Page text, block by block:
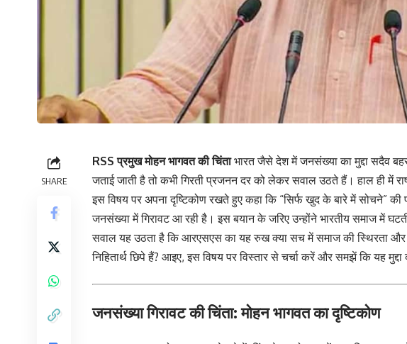
SHARE
RSS प्रमुख मोहन भागवतकी चिंताभारत जैसे देश में जनसंख्या का मुद्दा सदैव
जताई जाती है तो कभी गिरती प्रजनन दर को लेकर सवाल उठते हैं। हाल ही में
इस विषय पर अपना दृष्टिकोण रखते हुए कहा कि “सिर्फ खुद के बारे में सोचने”
जनसंख्या में गिरावट आ रही है। इस बयान के जरिए उन्होंने भारतीय समाज में
सवाल यह उठता है कि आरएसएस का यह रुख क्या सच में समाज की स्थिरता और
निहितार्थ छिपे हैं? आइए, इस विषय पर विस्तार से चर्चा करें और समझें कि यह मुद्दा
जनसंख्या गिरावट की चिंता: मोहन भागवत का दृष्टिकोण